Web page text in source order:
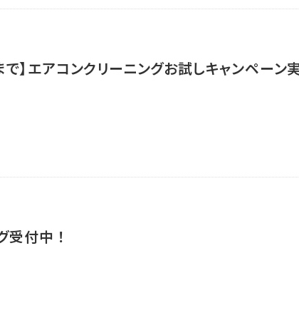
】エアコンクリーニングお試しキャンペーン
付中 ！